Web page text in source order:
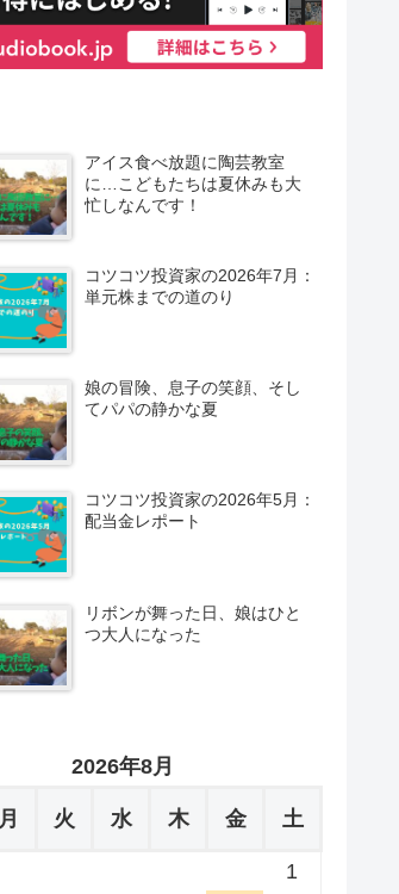
アイス食べ放題に陶芸教室
に…こどもたちは夏休みも大
忙しなんです！
コツコツ投資家の2026年7月：
単元株までの道のり
娘の冒険、息子の笑顔、そし
てパパの静かな夏
コツコツ投資家の2026年5月：
配当金レポート
リボンが舞った日、娘はひと
つ大人になった
2026年8月
月 火 水 木 金 土
1